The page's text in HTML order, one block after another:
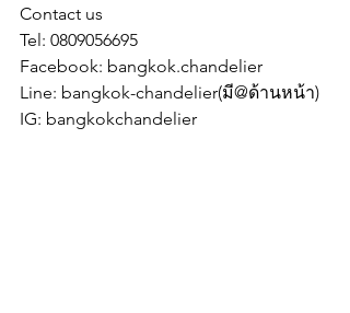
Contact us
Tel: 0809056695
Facebook: bangkok.chandelier
Line: bangkok-chandelier(มี@ด้านหน้า)
IG: bangkokchandelier